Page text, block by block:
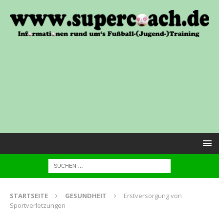
STARTSEITE GESUNDHEIT
Erstversorgung von
Sportverletzungen